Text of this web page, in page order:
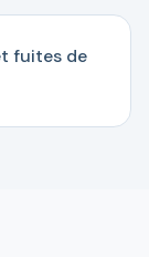
fuites de